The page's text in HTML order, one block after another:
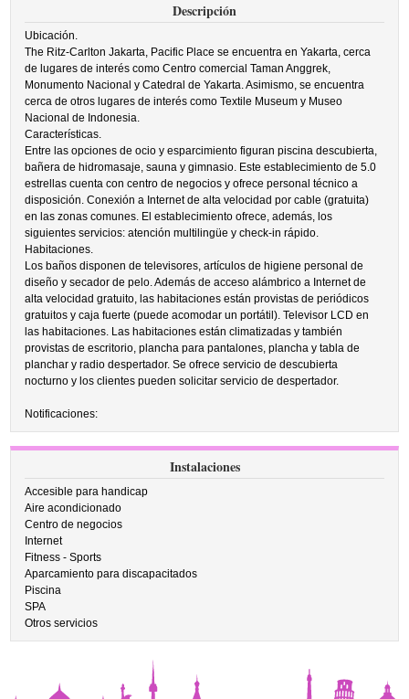
Descripción
Ubicación.
The Ritz-Carlton Jakarta, Pacific Place se encuentra en Yakarta, cerca
de lugares de interés como Centro comercial Taman Anggrek,
Monumento Nacional y Catedral de Yakarta. Asimismo, se encuentra
cerca de otros lugares de interés como Textile Museum y Museo
Nacional de Indonesia.
Características.
Entre las opciones de ocio y esparcimiento figuran piscina descubierta,
bañera de hidromasaje, sauna y gimnasio. Este establecimiento de 5.0
estrellas cuenta con centro de negocios y ofrece personal técnico a
disposición. Conexión a Internet de alta velocidad por cable (gratuita)
en las zonas comunes. El establecimiento ofrece, además, los
siguientes servicios: atención multilingüe y check-in rápido.
Habitaciones.
Los baños disponen de televisores, artículos de higiene personal de
diseño y secador de pelo. Además de acceso alámbrico a Internet de
alta velocidad gratuito, las habitaciones están provistas de periódicos
gratuitos y caja fuerte (puede acomodar un portátil). Televisor LCD en
las habitaciones. Las habitaciones están climatizadas y también
provistas de escritorio, plancha para pantalones, plancha y tabla de
planchar y radio despertador. Se ofrece servicio de descubierta
nocturno y los clientes pueden solicitar servicio de despertador.
Notificaciones:
Instalaciones
Accesible para handicap
Aire acondicionado
Centro de negocios
Internet
Fitness - Sports
Aparcamiento para discapacitados
Piscina
SPA
Otros servicios